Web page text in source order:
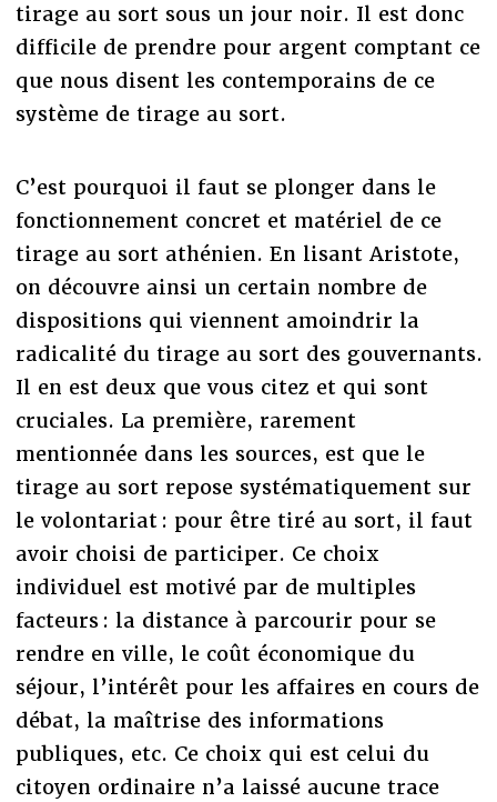
tirage au sort sous un jour noir. Il est donc
difficile de prendre pour argent comptant ce
que nous disent les contemporains de ce
système de tirage au sort.
C’est pourquoi il faut se plonger dans le
fonctionnement concret et matériel de ce
tirage au sort athénien. En lisant Aristote,
on découvre ainsi un certain nombre de
dispositions qui viennent amoindrir la
radicalité du tirage au sort des gouvernants.
Il en est deux que vous citez et qui sont
cruciales. La première, rarement
mentionnée dans les sources, est que le
tirage au sort repose systématiquement sur
le volontariat : pour être tiré au sort, il faut
avoir choisi de participer. Ce choix
individuel est motivé par de multiples
facteurs : la distance à parcourir pour se
rendre en ville, le coût économique du
séjour, l’intérêt pour les affaires en cours de
débat, la maîtrise des informations
publiques, etc. Ce choix qui est celui du
citoyen ordinaire n’a laissé aucune trace